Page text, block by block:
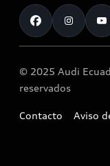
Audi Motorsport
Noticias
Llamado a revisión
Atención al cliente
© 2025 Audi
reservados
Contacto Aviso